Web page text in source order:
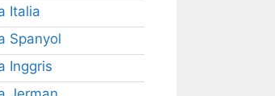
Italia
Spanyol
Inggris